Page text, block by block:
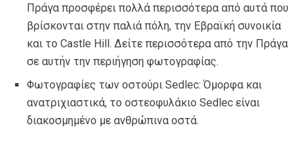
Πράγα προσφέρει πολλά περισσότερα από αυτά που
βρίσκονται στην παλιά πόλη, την Εβραϊκή συνοικία
και το Castle Hill. Δείτε περισσότερα από την Πράγα
σε αυτήν την περιήγηση φωτογραφίας.
Φωτογραφίες των οστούρι Sedlec: Όμορφα και
ανατριχιαστικά, το οστεοφυλάκιο Sedlec είναι
διακοσμημένο με ανθρώπινα οστά.